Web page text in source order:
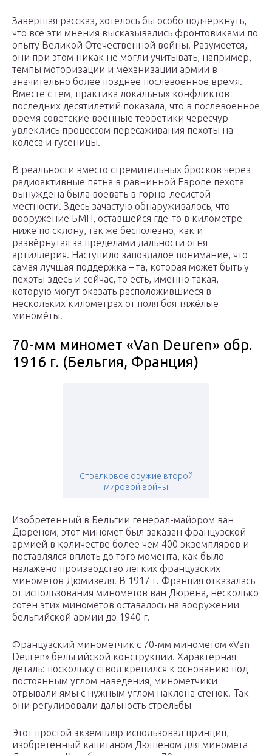
Завершая рассказ, хотелось бы особо подчеркнуть,
что все эти мнения высказывались фронтовиками по
опыту Великой Отечественной войны. Разумеется,
они при этом никак не могли учитывать, например,
темпы моторизации и механизации армии в
значительно более позднее послевоенное время.
Вместе с тем, практика локальных конфликтов
последних десятилетий показала, что в послевоенное
время советские военные теоретики чересчур
увлеклись процессом пересаживания пехоты на
колеса и гусеницы.
В реальности вместо стремительных бросков через
радиоактивные пятна в равнинной Европе пехота
вынуждена была воевать в горно-лесистой
местности. Здесь зачастую обнаруживалось, что
вооружение БМП, оставшейся где-то в километре
ниже по склону, так же бесполезно, как и
развёрнутая за пределами дальности огня
артиллерия. Наступило запоздалое понимание, что
самая лучшая поддержка – та, которая может быть у
пехоты здесь и сейчас, то есть, именно такая,
которую могут оказать расположившиеся в
нескольких километрах от поля боя тяжёлые
миномёты.
70-мм миномет «Van Deuren» обр.
1916 г. (Бельгия, Франция)
Стрелковое оружие второй
мировой войны
Изобретенный в Бельгии генерал-майором ван
Дюреном, этот миномет был заказан французской
армией в количестве более чем 400 экземпляров и
поставлялся вплоть до того момента, как было
налажено производство легких французских
минометов Дюмизеля. В 1917 г. Франция отказалась
от использования минометов ван Дюрена, несколько
сотен этих минометов оставалось на вооружении
бельгийской армии до 1940 г.
Французский минометчик с 70-мм минометом «Van
Deuren» бельгийской конструкции. Характерная
деталь: поскольку ствол крепился к основанию под
постоянным углом наведения, минометчики
отрывали ямы с нужным углом наклона стенок. Так
они регулировали дальность стрельбы
Этот простой экземпляр использовал принцип,
изобретенный капитаном Дюшеном для миномета